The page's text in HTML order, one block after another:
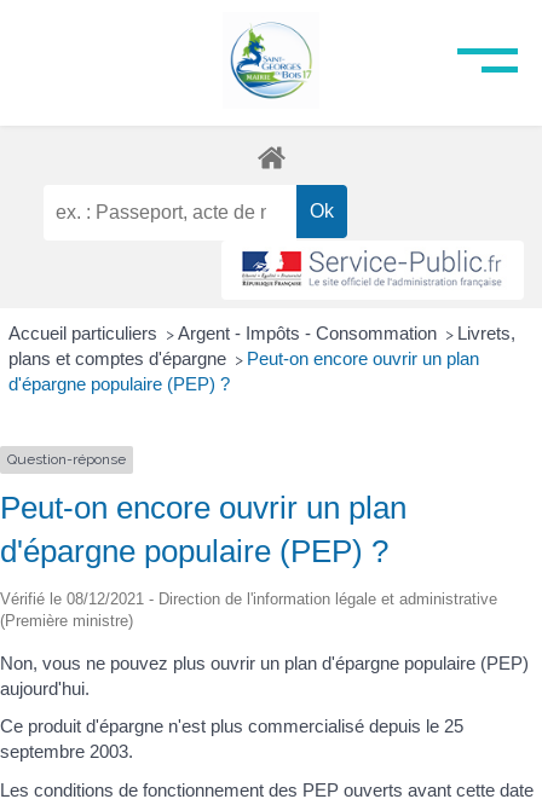
Accueil particuliers > Argent - Impôts - Consommation > Livrets,
plans et comptes d'épargne > Peut-on encore ouvrir un plan
d'épargne populaire (PEP) ?
Question-réponse
Peut-on encore ouvrir un plan
d'épargne populaire (PEP) ?
Vérifié le 08/12/2021 - Direction de l'information légale et administrative
(Première ministre)
Non, vous ne pouvez plus ouvrir un plan d'épargne populaire (PEP)
aujourd'hui.
Ce produit d'épargne n'est plus commercialisé depuis le 25
septembre 2003.
Les conditions de fonctionnement des PEP ouverts avant cette date